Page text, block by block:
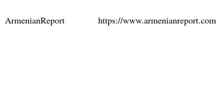
ArmenianReport https://www.armenianreport.com